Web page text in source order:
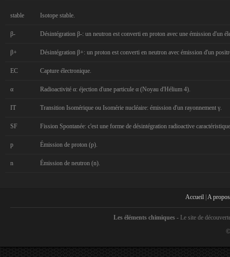
stable Isotope stable.
β- Désintégration β-: un neutron est converti en proton avec une émission d'un
β+ Désintégration β+: un proton est converti en neutron avec émission d'un
EC Capture électronique.
α Radioactivité α: éjection d'une particule α (Noyau d'Hélium 4).
IT Transition Isomérique ou Isomérie nucléaire: émission d'un rayonnement γ.
SF Fission Spontanée: c'est une forme de désintégration radioactive
p Émission de proton (p).
n Émission de neutron (n).
Accueil| A propos
Les éléments chimiques - Le site de